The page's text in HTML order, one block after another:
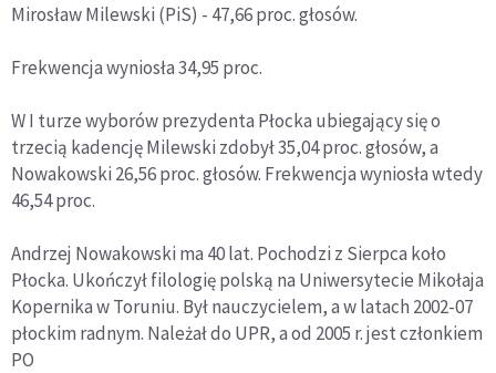
Mirosław Milewski (PiS) - 47,66 proc. głosów.
Frekwencja wyniosła 34,95 proc.
W I turze wyborów prezydenta Płocka ubiegający się o
trzecią kadencję Milewski zdobył 35,04 proc. głosów, a
Nowakowski 26,56 proc. głosów. Frekwencja wyniosła wtedy
46,54 proc.
Andrzej Nowakowski ma 40 lat. Pochodzi z Sierpca koło
Płocka. Ukończył filologię polską na Uniwersytecie Mikołaja
Kopernika w Toruniu. Był nauczycielem, a w latach 2002-07
płockim radnym. Należał do UPR, a od 2005 r. jest członkiem
PO